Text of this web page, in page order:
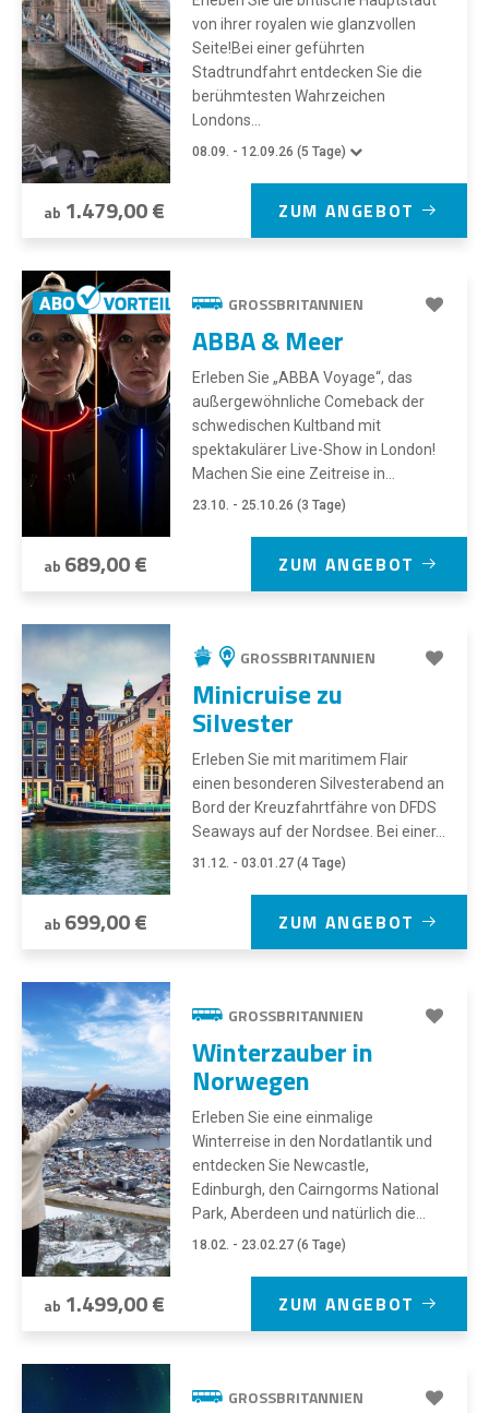
von ihrer royalen wie glanzvollen
Seite!Bei einer geführten
Stadtrundfahrt entdecken Sie die
berühmtesten Wahrzeichen
Londons...
08.09. - 12.09.26 (5 Tage)
ab 1.479,00 € ZUM ANGEBOT
GROSSBRITANNIEN
ABBA & Meer
Erleben Sie „ABBA Voyage“, das
außergewöhnliche Comeback der
schwedischen Kultband mit
spektakulärer Live-Show in London!
Machen Sie eine Zeitreise in...
23.10. - 25.10.26 (3 Tage)
ab 689,00 € ZUM ANGEBOT
GROSSBRITANNIEN
Minicruise zu
Silvester
Erleben Sie mit maritimem Flair
einen besonderen Silvesterabend an
Bord der Kreuzfahrtfähre von DFDS
Seaways auf der Nordsee. Bei einer...
31.12. - 03.01.27 (4 Tage)
ab 699,00 € ZUM ANGEBOT
GROSSBRITANNIEN
Winterzauber in
Norwegen
Erleben Sie eine einmalige
Winterreise in den Nordatlantik und
entdecken Sie Newcastle,
Edinburgh, den Cairngorms National
Park, Aberdeen und natürlich die...
18.02. - 23.02.27 (6 Tage)
ab 1.499,00 € ZUM ANGEBOT
GROSSBRITANNIEN